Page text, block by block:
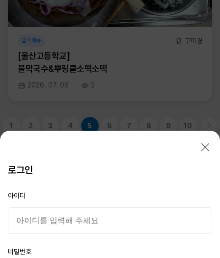
급식메뉴 구미경
[울산고등학교]
물막국수&뿌링클소떡소떡
2026. 07. 06 2
1 2 3 4 5 6 7 8 9 10
대표이사 : 이성기
부산 남구 신선로 217-15
경남 창원시 성산구 중앙대로 105
로그인
아이디
비밀번호